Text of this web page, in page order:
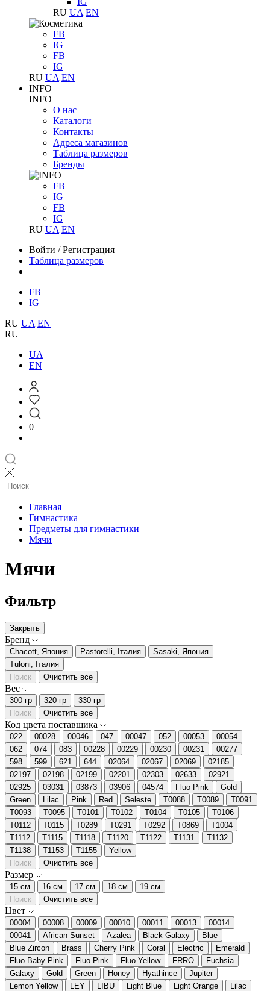
RU UA EN
FB
IG
FB
IG
RU UA EN
INFO
INFO
О нас
Каталоги
Контакты
Адреса магазинов
Таблица размеров
Бренды
FB
IG
FB
IG
RU UA EN
Войти /Регистрация
Таблица размеров
FB
IG
RU UA EN
RU
UA
EN
0
Главная
Гимнастика
Предметы для гимнастики
Мячи
Мячи
Фильтр
Закрыть
Бренд
Chacott, Япония Pastorelli, Італия
Sasaki, Япония
Tuloni, Італия
Поиск
Очистить все
Вес
300 гр 320 гр
330 гр
Поиск
Очистить все
Код цвета поставщика
022 00028 00046 047 00047 052 00053
00054
062
074 083 00228 00229 00230 00231
00277
598
599 621 644 02064 02067 02069
02185
02197
02198 02199 02201 02303 02633
02921
02925
03031 03873 03906 04574 Fluo Pink
Gold
Green
Lilac Pink Red Seleste T0088 T0089
T0091
T0093
T0095 T0101 T0102 T0104 T0105
T0106
T0112
T0115 T0289 T0291 T0292 T0869
T1004
T1112
T1115 T1118 T1120 T1122 T1131
T1132
T1138
T1153 T1155
Yellow
Поиск
Очистить все
Размер
15 см 16 см 17 см 18 см
19 см
Поиск
Очистить все
Цвет
00004 00008 00009 00010 00011 00013
00014
00041
African Sunset Azalea Black Galaxy
Blue
Blue Zircon
Brass Cherry Pink Coral Electric
Emerald
Fluo Baby Pink
Fluo Pink Fluo Yellow FRRО
Fuchsia
Galaxy
Gold Green Honey Hyathince
Jupiter
Lemon Yellow
LEY LIBU Light Blue Light Orange
Lilac